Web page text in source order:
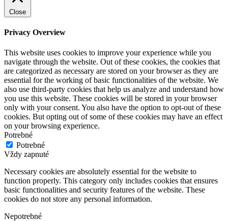
Close
Privacy Overview
This website uses cookies to improve your experience while you
navigate through the website. Out of these cookies, the cookies that
are categorized as necessary are stored on your browser as they are
essential for the working of basic functionalities of the website. We
also use third-party cookies that help us analyze and understand how
you use this website. These cookies will be stored in your browser
only with your consent. You also have the option to opt-out of these
cookies. But opting out of some of these cookies may have an effect
on your browsing experience.
Potrebné
Potrebné
Vždy zapnuté
Necessary cookies are absolutely essential for the website to
function properly. This category only includes cookies that ensures
basic functionalities and security features of the website. These
cookies do not store any personal information.
Nepotrebné